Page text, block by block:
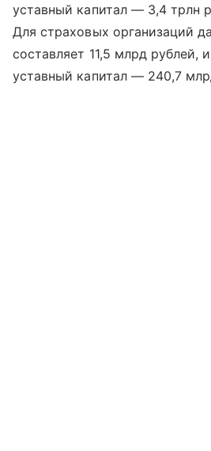
уставный капитал — 3,4 трлн
Для страховых организаций
составляет 11,5 млрд рублей,
уставный капитал — 240,7